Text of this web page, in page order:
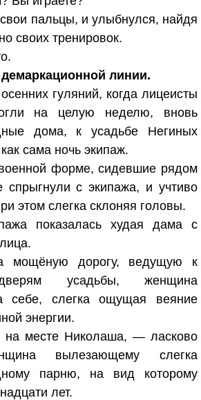
пальцы, и улыбнулся, найдя
своих тренировок.
линии.
гуляний, когда лицеисты
на целую неделю, вновь
дома, к усадьбе Негиных
сама ночь экипаж.
форме, сидевшие рядом
спрыгнули с экипажа, и учтиво
этом слегка склоняя головы.
показалась худая дама с
мощёную дорогу, ведущую к
усадьбы, женщина
себе, слегка ощущая веяние
энергии.
месте Николаша, — ласково
вылезающему слегка
парню, на вид которому
лет.